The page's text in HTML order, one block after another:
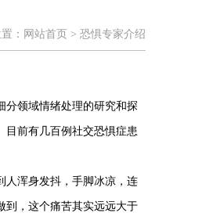
： 网站首页 > 恐惧专家介绍
分领域情绪处理的研究和探
目前有几百例社交恐惧症患
人浑身发抖，手脚冰凉，连
到，这个痛苦其实远远大于